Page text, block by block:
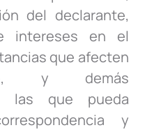
del declarante,
intereses en el
que afecten
y demás
las que pueda
y